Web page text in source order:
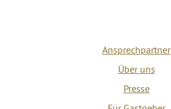
Ansprechpartner
Über uns
Presse